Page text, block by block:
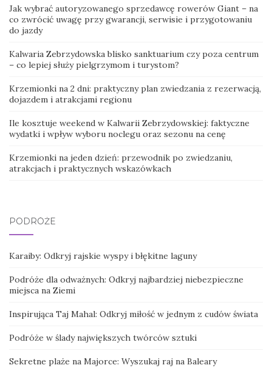
Jak wybrać autoryzowanego sprzedawcę rowerów Giant – na
co zwrócić uwagę przy gwarancji, serwisie i przygotowaniu
do jazdy
Kalwaria Zebrzydowska blisko sanktuarium czy poza centrum
– co lepiej służy pielgrzymom i turystom?
Krzemionki na 2 dni: praktyczny plan zwiedzania z rezerwacją,
dojazdem i atrakcjami regionu
Ile kosztuje weekend w Kalwarii Zebrzydowskiej: faktyczne
wydatki i wpływ wyboru noclegu oraz sezonu na cenę
Krzemionki na jeden dzień: przewodnik po zwiedzaniu,
atrakcjach i praktycznych wskazówkach
PODRÓŻE
Karaiby: Odkryj rajskie wyspy i błękitne laguny
Podróże dla odważnych: Odkryj najbardziej niebezpieczne
miejsca na Ziemi
Inspirująca Taj Mahal: Odkryj miłość w jednym z cudów świata
Podróże w ślady największych twórców sztuki
Sekretne plaże na Majorce: Wyszukaj raj na Baleary